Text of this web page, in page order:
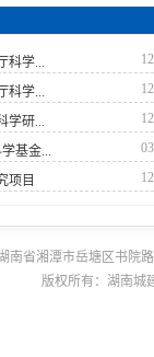
科学...
科学...
学研...
基金...
项目
南省湘潭市岳塘区书
版权所有：湖南城建